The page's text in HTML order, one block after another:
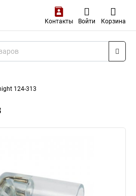
Контакты Войти Корзина
124-313